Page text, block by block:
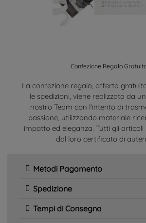
Confezione Regalo
La confezione regalo, offerta
le spedizioni, viene realizzata da
nostro Team con l'intento di
passione, utilizzando materiale
impatto ed eleganza. Tutti gli
dal loro certificato di
Metodi Pagamento
Spedizione
Tempi di Consegna